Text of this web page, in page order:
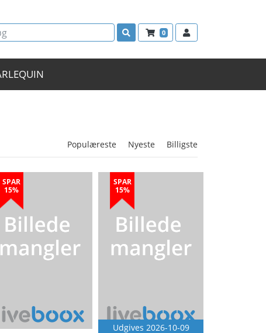
0
Populæreste Nyeste Billigste
SPAR
15%
SPAR
15%
Udgives 2026-10-09